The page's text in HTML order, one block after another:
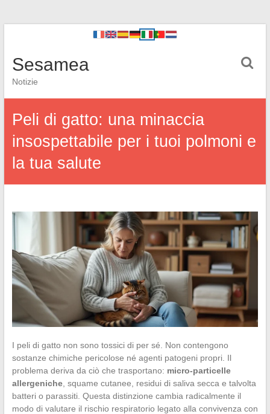
Sesamea
Notizie
Peli di gatto: una minaccia
insospettabile per i tuoi polmoni e
la tua salute
I peli di gatto non sono tossici di per sé. Non contengono
sostanze chimiche pericolose né agenti patogeni propri. Il
problema deriva da ciò che trasportano: micro-particelle
allergeniche, squame cutanee, residui di saliva secca e talvolta
batteri o parassiti. Questa distinzione cambia radicalmente il
modo di valutare il rischio respiratorio legato alla convivenza con